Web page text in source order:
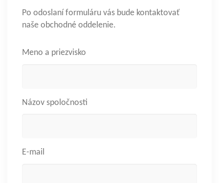
Po odoslaní formuláru vás bude kontaktovať
naše obchodné oddelenie.
Meno a priezvisko
Názov spoločnosti
E-mail